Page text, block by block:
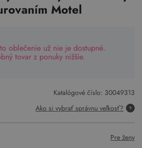
Motel
oblečenie už nie je dostupné.
tovar z ponuky nižšie.
Katalógové číslo: 30049313
Ako si vybrať správnu veľkosť?
Pre ženy